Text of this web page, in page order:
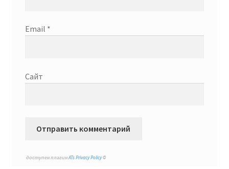
Email *
Сайт
доступен плагинATs Privacy Policy©